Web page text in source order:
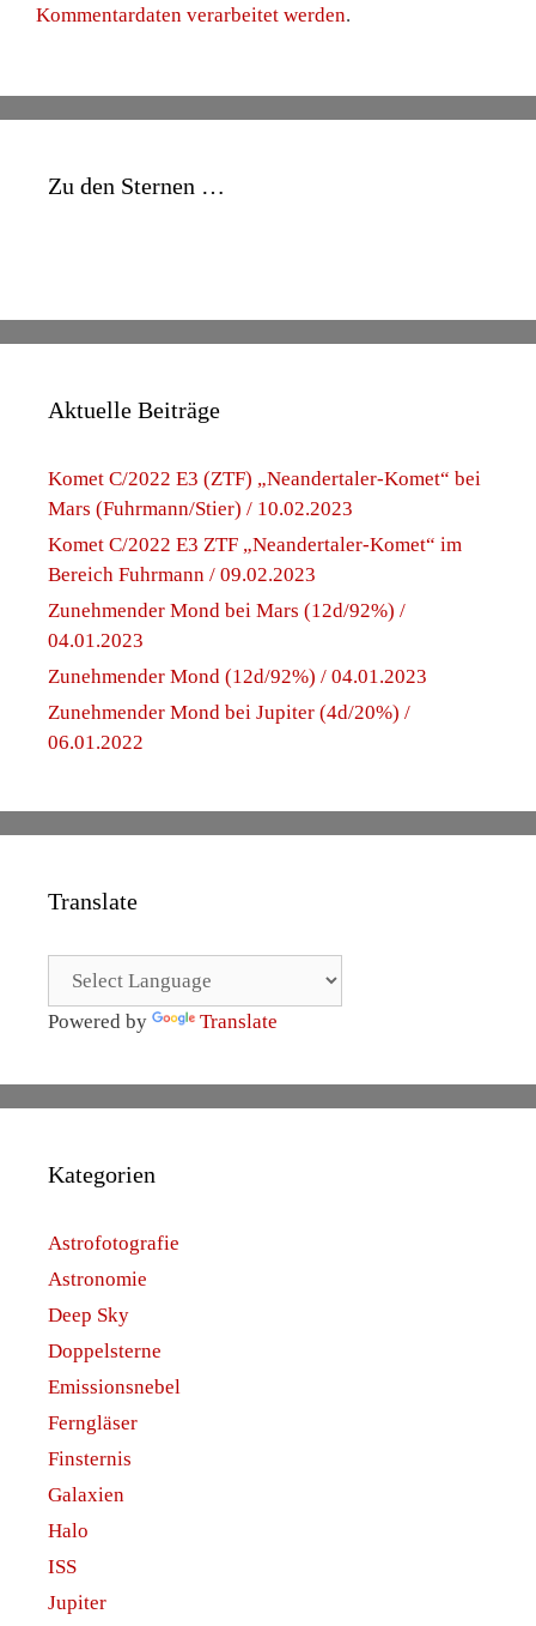
Kommentardaten verarbeitet werden.
Zu den Sternen …
Aktuelle Beiträge
Komet C/2022 E3 (ZTF) „Neandertaler-Komet“ bei
Mars (Fuhrmann/Stier) / 10.02.2023
Komet C/2022 E3 ZTF „Neandertaler-Komet“ im
Bereich Fuhrmann / 09.02.2023
Zunehmender Mond bei Mars (12d/92%) /
04.01.2023
Zunehmender Mond (12d/92%) / 04.01.2023
Zunehmender Mond bei Jupiter (4d/20%) /
06.01.2022
Translate
Powered by Translate
Kategorien
Astrofotografie
Astronomie
Deep Sky
Doppelsterne
Emissionsnebel
Ferngläser
Finsternis
Galaxien
Halo
ISS
Jupiter